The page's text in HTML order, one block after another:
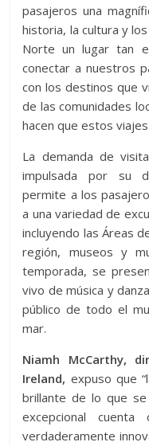
pasajeros una
historia, la cultura y
Norte un lugar tan
conectar a nuestros
con los destinos que
de las comunidades
hacen que estos
La demanda de
impulsada por su
permite a los
a una variedad de
incluyendo las Áreas
región, museos y
temporada, se
vivo de música y
público de todo el
mar.
Niamh McCarthy,
Ireland, expuso que
brillante de lo que
excepcional
verdaderamente